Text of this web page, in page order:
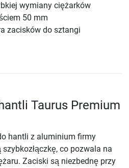
wymiany ciężarków
50 mm
zacisków do sztangi
Taurus Premium
hantli z aluminium firmy
co pozwala na
Zaciski są niezbednę przy